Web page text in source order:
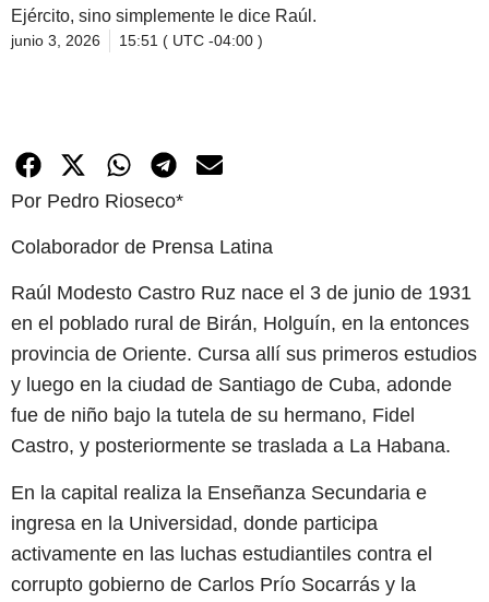
Ejército, sino simplemente le dice Raúl.
junio 3, 2026 15:51 ( UTC -04:00 )
Por Pedro Rioseco*
Colaborador de Prensa Latina
Raúl Modesto Castro Ruz nace el 3 de junio de 1931
en el poblado rural de Birán, Holguín, en la entonces
provincia de Oriente. Cursa allí sus primeros estudios
y luego en la ciudad de Santiago de Cuba, adonde
fue de niño bajo la tutela de su hermano, Fidel
Castro, y posteriormente se traslada a La Habana.
En la capital realiza la Enseñanza Secundaria e
ingresa en la Universidad, donde participa
activamente en las luchas estudiantiles contra el
corrupto gobierno de Carlos Prío Socarrás y la